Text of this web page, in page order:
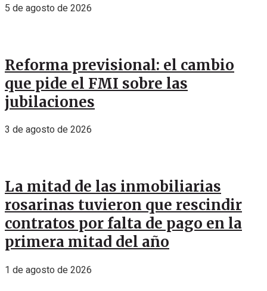
5 de agosto de 2026
Reforma previsional: el cambio
que pide el FMI sobre las
jubilaciones
3 de agosto de 2026
La mitad de las inmobiliarias
rosarinas tuvieron que rescindir
contratos por falta de pago en la
primera mitad del año
1 de agosto de 2026